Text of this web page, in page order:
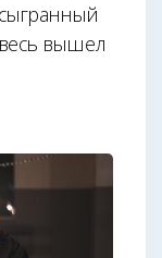
вышел